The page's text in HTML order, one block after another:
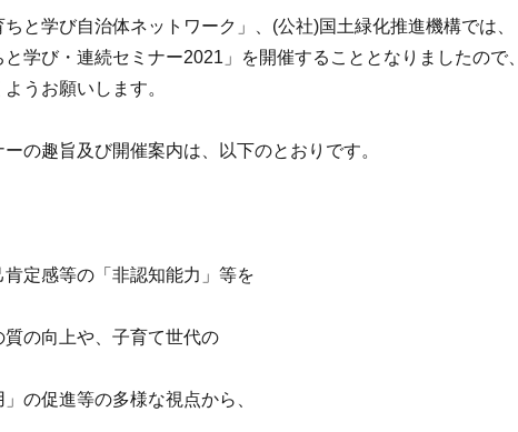
と学び自治体ネットワーク」、(公社)国土緑化推進機構では、
学び・連続セミナー2021」を開催することとなりましたので、
うお願いします。
の趣旨及び開催案内は、以下のとおりです。
定感等の「非認知能力」等を
の向上や、子育て世代の
の促進等の多様な視点から、